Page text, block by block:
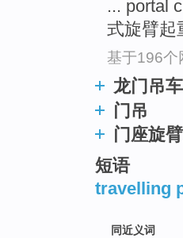
... portal
式旋臂起
基于196个
龙门吊车
门吊
门座旋
短语
travelling
同近义词